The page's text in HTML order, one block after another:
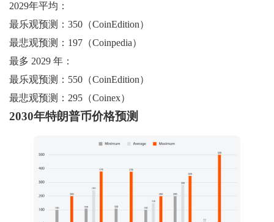
2029年平均：
最乐观预测：350（CoinEdition）
最悲观预测：197（Coinpedia）
最多 2029 年：
最乐观预测：550（CoinEdition）
最悲观预测：295（Coinex）
2030年特朗普币价格预测